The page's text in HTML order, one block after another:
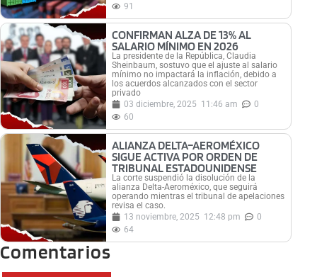
91
CONFIRMAN ALZA DE 13% AL
SALARIO MÍNIMO EN 2026
La presidente de la República, Claudia
Sheinbaum, sostuvo que el ajuste al salario
mínimo no impactará la inflación, debido a
los acuerdos alcanzados con el sector
privado
03 diciembre, 2025 11:46 am
0
60
ALIANZA DELTA–AEROMÉXICO
SIGUE ACTIVA POR ORDEN DE
TRIBUNAL ESTADOUNIDENSE
La corte suspendió la disolución de la
alianza Delta-Aeroméxico, que seguirá
operando mientras el tribunal de apelaciones
revisa el caso.
13 noviembre, 2025 12:48 pm
0
64
Comentarios